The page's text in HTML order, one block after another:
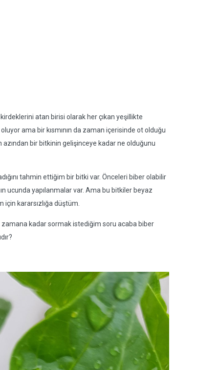
atan birisi olarak her çıkan yeşillikte
ama bir kısmının da zaman içerisinde ot olduğu
azından bir bitkinin gelişinceye kadar ne olduğunu
tahmin ettiğim bir bitki var. Önceleri biber olabilir
ucunda yapılanmalar var. Ama bu bitkiler beyaz
için kararsızlığa düştüm.
kadar sormak istediğim soru acaba biber